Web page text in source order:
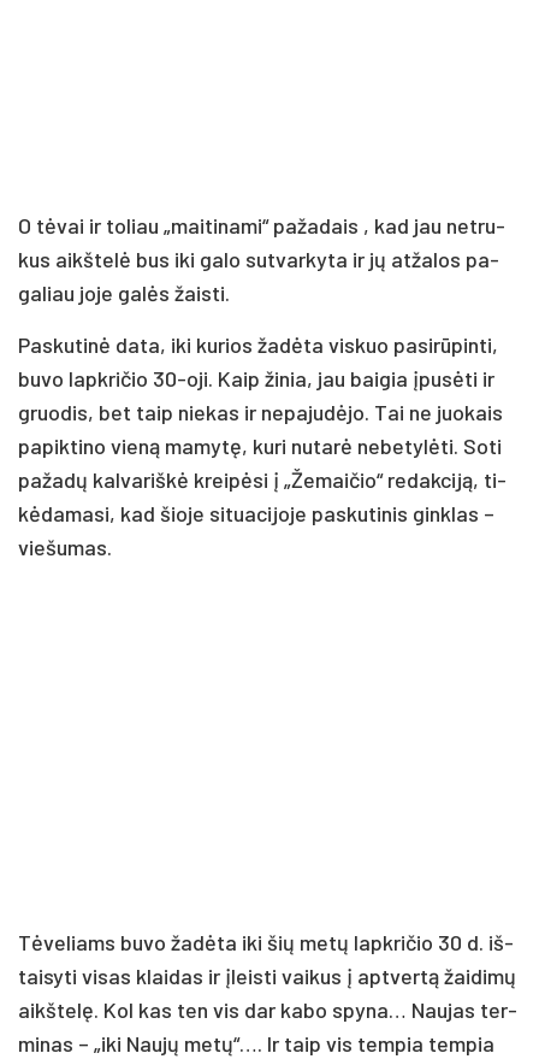
O tė­vai ir to­liau „mai­ti­na­mi“ pa­ža­dais , kad jau ne­tru­
kus aikš­te­lė bus iki ga­lo su­tvar­ky­ta ir jų at­ža­los pa­
ga­liau jo­je ga­lės žais­ti.
Pas­ku­ti­nė da­ta, iki ku­rios ža­dė­ta vis­kuo pa­si­rū­pin­ti,
bu­vo lapk­ri­čio 30-oji. Kaip ži­nia, jau bai­gia įpu­sė­ti ir
gruo­dis, bet taip nie­kas ir ne­pa­ju­dė­jo. Tai ne juo­kais
pa­pik­ti­no vie­ną ma­my­tę, ku­ri nu­ta­rė ne­be­ty­lė­ti. So­ti
pa­ža­dų kal­va­riš­kė krei­pė­si į „Že­mai­čio“ re­dak­ci­ją, ti­
kė­da­ma­si, kad šio­je si­tua­ci­jo­je pa­sku­ti­nis gink­las –
vie­šu­mas.
Tė­ve­liams bu­vo ža­dė­ta iki šių me­tų lapk­ri­čio 30 d. iš­
tai­sy­ti vi­sas klai­das ir įleis­ti vai­kus į ap­tver­tą žai­di­mų
aikš­te­lę. Kol kas ten vis dar ka­bo spy­na… Nau­jas ter­
mi­nas – „iki Nau­jų me­tų“…. Ir taip vis tem­pia tem­pia